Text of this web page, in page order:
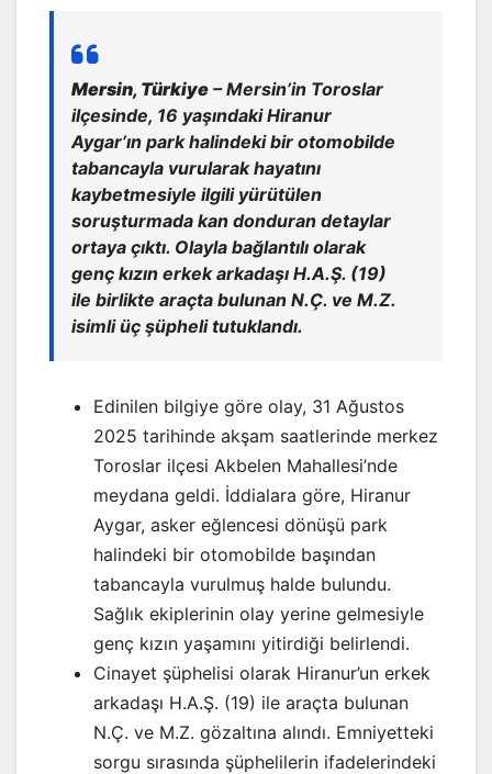
Mersin, Türkiye – Mersin’in Toroslar
ilçesinde, 16 yaşındaki Hiranur
Aygar’ın park halindeki bir otomobilde
tabancayla vurularak hayatını
kaybetmesiyle ilgili yürütülen
soruşturmada kan donduran detaylar
ortaya çıktı. Olayla bağlantılı olarak
genç kızın erkek arkadaşı H.A.Ş. (19)
ile birlikte araçta bulunan N.Ç. ve M.Z.
isimli üç şüpheli tutuklandı.
Edinilen bilgiye göre olay, 31 Ağustos
2025 tarihinde akşam saatlerinde merkez
Toroslar ilçesi Akbelen Mahallesi’nde
meydana geldi. İddialara göre, Hiranur
Aygar, asker eğlencesi dönüşü park
halindeki bir otomobilde başından
tabancayla vurulmuş halde bulundu.
Sağlık ekiplerinin olay yerine gelmesiyle
genç kızın yaşamını yitirdiği belirlendi.
Cinayet şüphelisi olarak Hiranur’un erkek
arkadaşı H.A.Ş. (19) ile araçta bulunan
N.Ç. ve M.Z. gözaltına alındı. Emniyetteki
sorgu sırasında şüphelilerin ifadelerindeki